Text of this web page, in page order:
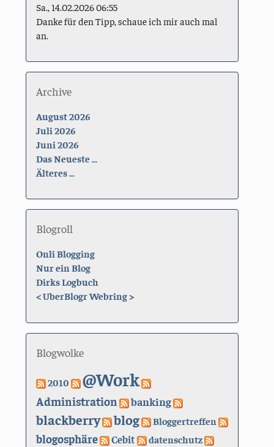
Sa., 14.02.2026 06:55
Danke für den Tipp, schaue ich mir auch mal
an.
Archive
August 2026
Juli 2026
Juni 2026
Das Neueste ...
Älteres ...
Blogroll
Onli Blogging
Nur ein Blog
Dirks Logbuch
<UberBlogr Webring>
Blogwolke
2010 @Work
Administration banking
blackberry blog Bloggertreffen
blogosphäre Cebit datenschutz